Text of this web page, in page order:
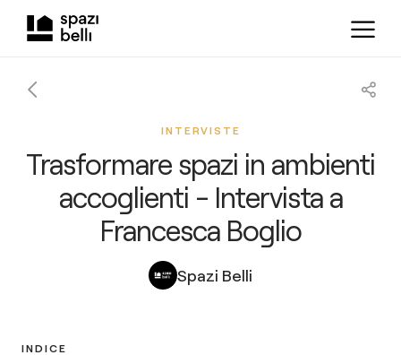
INTERVISTE
Trasformare spazi in ambienti
accoglienti - Intervista a
Francesca Boglio
Spazi Belli
INDICE